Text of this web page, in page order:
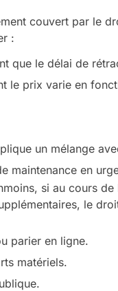
couvert par le
:
que le délai de
le prix varie en
un mélange
maintenance en
si au cours de
le
parier en ligne.
matériels.